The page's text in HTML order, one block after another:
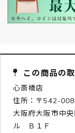
この商品の
心斎橋店
住所：〒542-
大阪府大阪市中
ル Ｂ１Ｆ